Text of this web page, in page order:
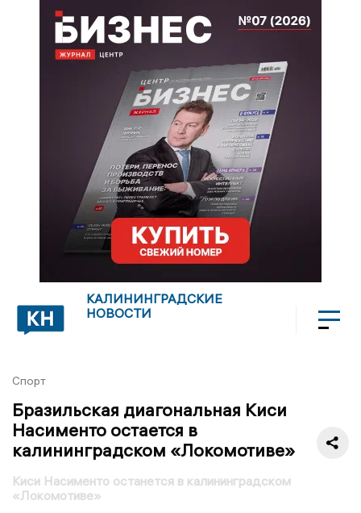
КАЛИНИНГРАДСКИЕ
НОВОСТИ
Спорт
Бразильская диагональная Киси
Насименто остается в
калининградском «Локомотиве»
Киси Насименто останется в калининградском
«Локомотиве»